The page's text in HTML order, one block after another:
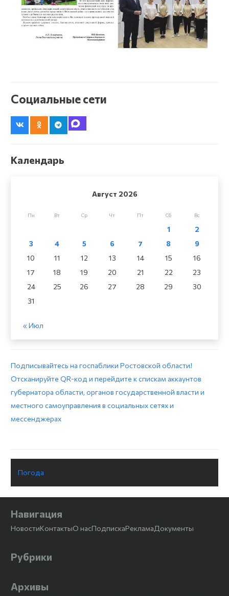
Социальные сети
Календарь
Август 2026
Пн Вт Ср Чт Пт Сб Вс
1
2
3
4 5 6 7 8
9
10
11 12 13 14 15
16
17
18 19 20 21 22
23
24
25 26 27 28 29
30
31
« Июл
Подписывайтесь на госпаблики Ростовской области!
Отсканируйте QR-код и перейдите к спискам аккаунтов
губернатора области, органов государственной власти и
местного самоуправления в социальных сетях и
мессенджерах
Погода
Навигация
НовостиКонтактыО насПодпискаРекламаДокументы
Рубрики
Архивы